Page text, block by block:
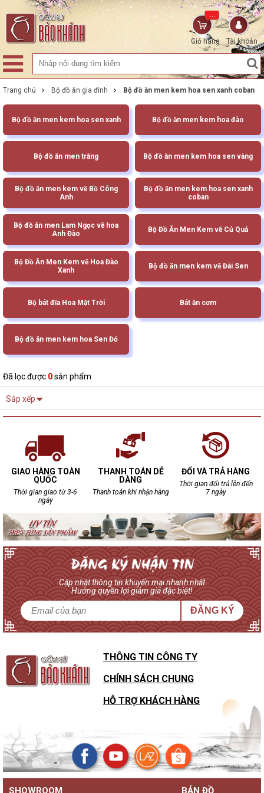
Tài khoản
Giỏ hàng
...
Trang chủ Bộ đồ ăn gia đình Bộ đồ ăn men kem hoa sen xanh coban
Bộ đồ ăn men kem hoa sen xanh Bộ đồ ăn men kem hoa đào
Bộ đồ ăn men trắng Bộ đồ ăn men kem hoa sen vàng
Bộ đồ ăn men kem vẽ Bồ Công
Anh
Bộ đồ ăn men kem hoa sen xanh
coban
Bộ đồ ăn men Lam Ngọc vẽ hoa
Anh Đào
Bộ Đồ Ăn Men Kem vẽ Củ Quả
Bộ Đồ Ăn Men Kem vẽ Hoa Đào
Xanh
Bộ đồ ăn men kem vẽ Đài Sen
Bộ bát đĩa Hoa Mặt Trời Bát ăn cơm
Bộ đồ ăn men kem hoa Sen Đỏ
Đã lọc được 0sản phẩm
Sắp xếp
GIAO HÀNG TOÀN
QUỐC
Thời gian giao từ 3-6
ngày
THANH TOÁN DỄ
DÀNG
Thanh toán khi nhận hàng
ĐỔI VÀ TRẢ HÀNG
Thời gian đổi trả lên đến
7 ngày
Cập nhật thông tin khuyến mại nhanh nhất
Hưởng quyền lợi giảm giá đặc biệt!
ĐĂNG KÝ
THÔNG TIN CÔNG TY
CHÍNH SÁCH CHUNG
HỖ TRỢ KHÁCH HÀNG
SHOWROOM BẢN ĐỒ